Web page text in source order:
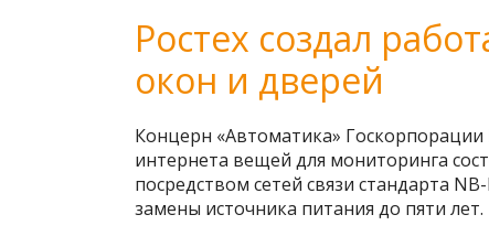
Ростех создал
окон и дверей
Концерн «Автоматика»
интернета вещей для мониторинга
посредством сетей связи стандарта
замены источника питания до пяти лет.